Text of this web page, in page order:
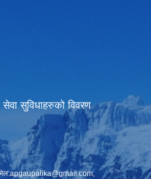
सुविधाहरुको विवरण
apgaupalika@gmail.com,